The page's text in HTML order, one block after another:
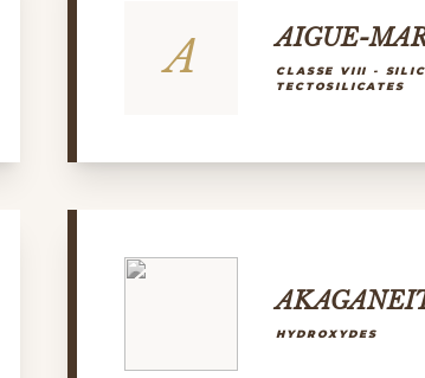
A AIGUE-
CLASSE VIII -
TECTOSILICATES
HYDROXYDES